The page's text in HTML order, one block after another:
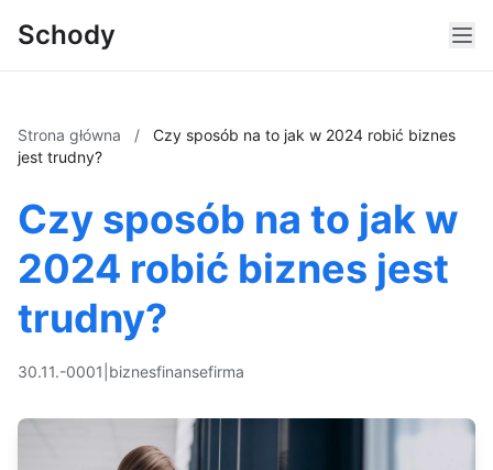
Schody
Strona główna /
Czy sposób na to jak w 2024 robić biznes
jest trudny?
Czy sposób na to jak w
2024 robić biznes jest
trudny?
30.11.-0001 biznesfinansefirma